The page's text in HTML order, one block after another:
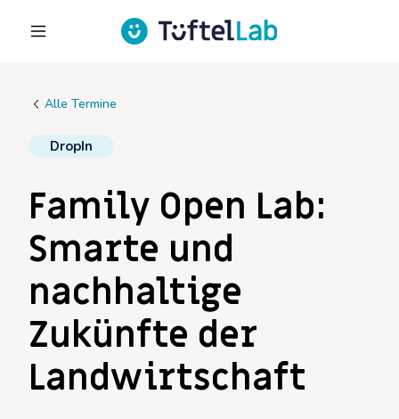
Alle Termine
DropIn
Family Open Lab:
Smarte und
nachhaltige
Zukünfte der
Landwirtschaft